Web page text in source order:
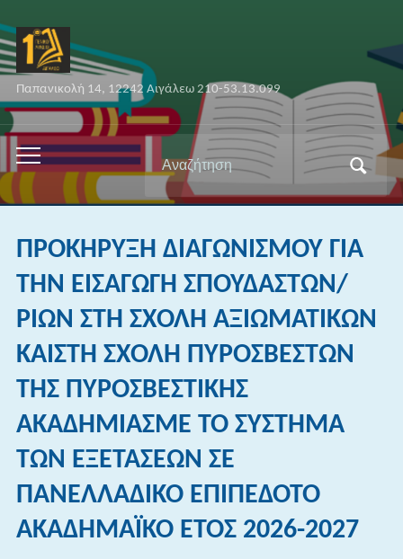
Παπανικολή 14, 12242 Αιγάλεω 210-53.13.099
Εναλλαγή
του
μενού
κινητά
Αναζήτηση
για:
ΠΡΟΚΗΡΥΞΗ ΔΙΑΓΩΝΙΣΜΟΥ ΓΙΑ
ΤΗΝ ΕΙΣΑΓΩΓΗ ΣΠΟΥΔΑΣΤΩΝ/
ΡΙΩΝ ΣΤΗ ΣΧΟΛΗ ΑΞΙΩΜΑΤΙΚΩΝ
ΚΑΙΣΤΗ ΣΧΟΛΗ ΠΥΡΟΣΒΕΣΤΩΝ
ΤΗΣ ΠΥΡΟΣΒΕΣΤΙΚΗΣ
ΑΚΑΔΗΜΙΑΣΜΕ ΤΟ ΣΥΣΤΗΜΑ
ΤΩΝ ΕΞΕΤΑΣΕΩΝ ΣΕ
ΠΑΝΕΛΛΑΔΙΚΟ ΕΠΙΠΕΔΟΤΟ
ΑΚΑΔΗΜΑΪΚΟ ΕΤΟΣ 2026-2027